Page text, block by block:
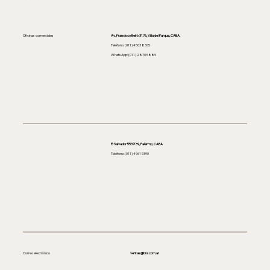
Oficinas comerciales Av. Francisco Beiró 3176, Villa del Parque, CABA.
Teléfono: (011)4503 8365
WhatsApp: (011) 2870 5889
El Salvador 5537/39, Palermo, CABA.
Teléfono: (011) 4961 9390
Correo electrónico ventas@bioi.com.ar